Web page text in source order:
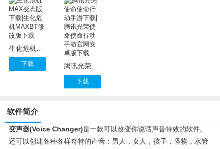
生化危机MAX变态版下载|生化危机MAXBT修改版下载
下载 腾讯光荣使命使命行动手游下载|腾讯光荣使命使命行动手游官网安卓版下载
下载
软件简介
变声器(Voice Changer)是一款可以改变你说话声音特效的软件。
还可以创建各种各样奇特的声音：男人，女人，孩子，怪物，水管